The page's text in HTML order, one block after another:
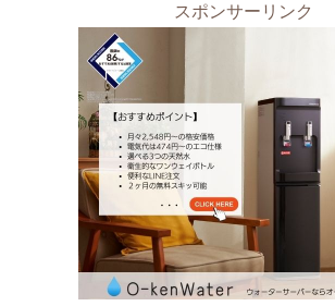
スポンサーリンク